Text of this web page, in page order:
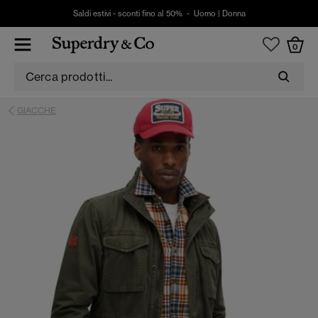
Saldi estivi - sconti fino al 50% - Uomo Donna
0
GIACCHE